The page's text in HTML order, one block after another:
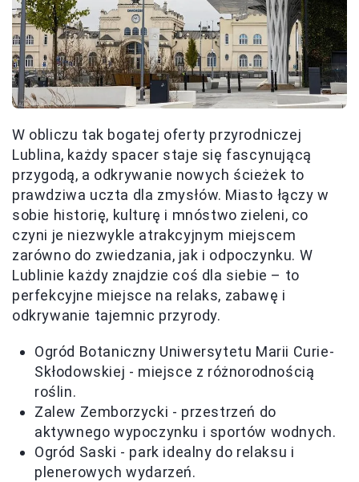
W obliczu tak bogatej oferty przyrodniczej
Lublina, każdy spacer staje się fascynującą
przygodą, a odkrywanie nowych ścieżek to
prawdziwa uczta dla zmysłów. Miasto łączy w
sobie historię, kulturę i mnóstwo zieleni, co
czyni je niezwykle atrakcyjnym miejscem
zarówno do zwiedzania, jak i odpoczynku. W
Lublinie każdy znajdzie coś dla siebie – to
perfekcyjne miejsce na relaks, zabawę i
odkrywanie tajemnic przyrody.
Ogród Botaniczny Uniwersytetu Marii Curie-
Skłodowskiej - miejsce z różnorodnością
roślin.
Zalew Zemborzycki - przestrzeń do
aktywnego wypoczynku i sportów wodnych.
Ogród Saski - park idealny do relaksu i
plenerowych wydarzeń.